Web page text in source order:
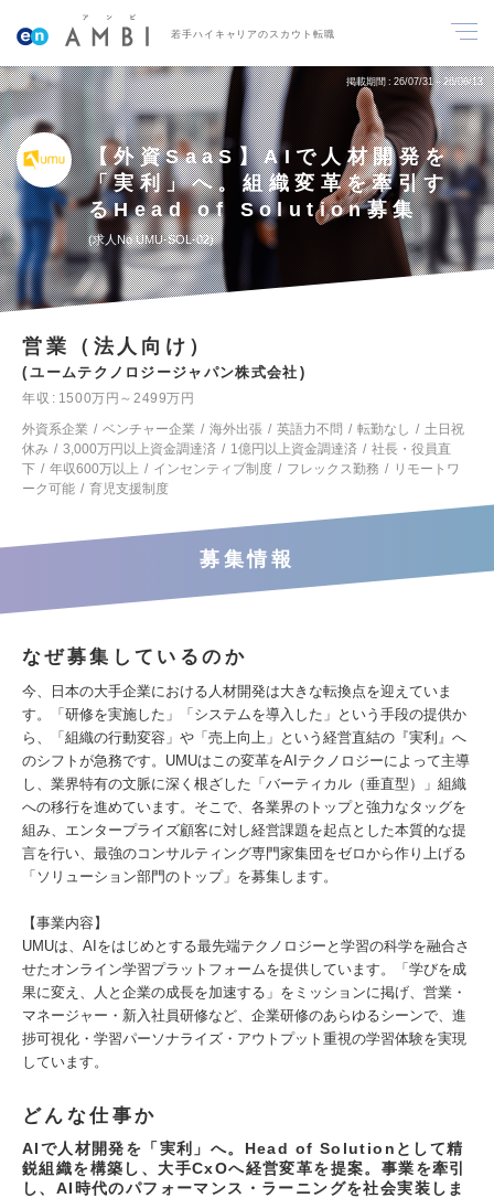
若手ハイキャリアのスカウト転職
掲載期間 26/07/31～26/08/13
【外資SaaS】AIで人材開発を
「実利」へ。組織変革を牽引す
るHead of Solution募集
求人No.UMU-SOL-02
営業（法人向け）
ユームテクノロジージャパン株式会社
年収
1500万円～2499万円
外資系企業
ベンチャー企業 海外出張 英語力不問 転勤なし
土日祝
休み
3,000万円以上資金調達済 1億円以上資金調達済
社長・役員直
下
年収600万以上 インセンティブ制度 フレックス勤務
リモートワ
ーク可能
育児支援制度
募集情報
なぜ募集しているのか
今、日本の大手企業における人材開発は大きな転換点を迎えていま
す。「研修を実施した」「システムを導入した」という手段の提供か
ら、「組織の行動変容」や「売上向上」という経営直結の『実利』へ
のシフトが急務です。UMUはこの変革をAIテクノロジーによって主導
し、業界特有の文脈に深く根ざした「バーティカル（垂直型）」組織
への移行を進めています。そこで、各業界のトップと強力なタッグを
組み、エンタープライズ顧客に対し経営課題を起点とした本質的な提
言を行い、最強のコンサルティング専門家集団をゼロから作り上げる
「ソリューション部門のトップ」を募集します。
【事業内容】
UMUは、AIをはじめとする最先端テクノロジーと学習の科学を融合さ
せたオンライン学習プラットフォームを提供しています。「学びを成
果に変え、人と企業の成長を加速する」をミッションに掲げ、営業・
マネージャー・新入社員研修など、企業研修のあらゆるシーンで、進
捗可視化・学習パーソナライズ・アウトプット重視の学習体験を実現
しています。
どんな仕事か
AIで人材開発を「実利」へ。Head of Solutionとして精
鋭組織を構築し、大手CxOへ経営変革を提案。事業を牽引
し、AI時代のパフォーマンス・ラーニングを社会実装しま